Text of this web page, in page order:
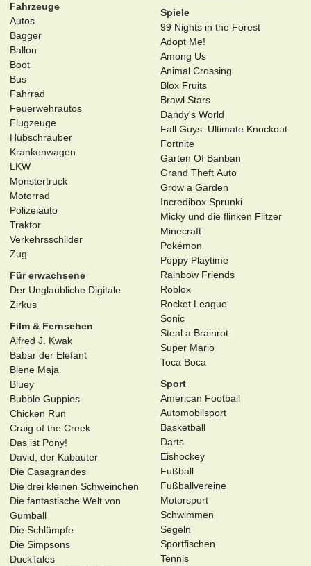
Fahrzeuge
Autos
Bagger
Ballon
Boot
Bus
Fahrrad
Feuerwehrautos
Flugzeuge
Hubschrauber
Krankenwagen
LKW
Monstertruck
Motorrad
Polizeiauto
Traktor
Verkehrsschilder
Zug
Für erwachsene
Der Unglaubliche Digitale
Zirkus
Film & Fernsehen
Alfred J. Kwak
Babar der Elefant
Biene Maja
Bluey
Bubble Guppies
Chicken Run
Craig of the Creek
Das ist Pony!
David, der Kabauter
Die Casagrandes
Die drei kleinen Schweinchen
Die fantastische Welt von
Gumball
Die Schlümpfe
Die Simpsons
DuckTales
Spiele
99 Nights in the Forest
Adopt Me!
Among Us
Animal Crossing
Blox Fruits
Brawl Stars
Dandy's World
Fall Guys: Ultimate Knockout
Fortnite
Garten Of Banban
Grand Theft Auto
Grow a Garden
Incredibox Sprunki
Micky und die flinken Flitzer
Minecraft
Pokémon
Poppy Playtime
Rainbow Friends
Roblox
Rocket League
Sonic
Steal a Brainrot
Super Mario
Toca Boca
Sport
American Football
Automobilsport
Basketball
Darts
Eishockey
Fußball
Fußballvereine
Motorsport
Schwimmen
Segeln
Sportfischen
Tennis